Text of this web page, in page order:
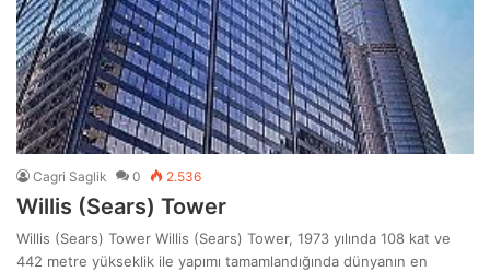
Cagri Saglik 0 2.536
Willis (Sears) Tower
Willis (Sears) Tower Willis (Sears) Tower, 1973 yılında 108 kat ve
442 metre yükseklik ile yapımı tamamlandığında dünyanın en